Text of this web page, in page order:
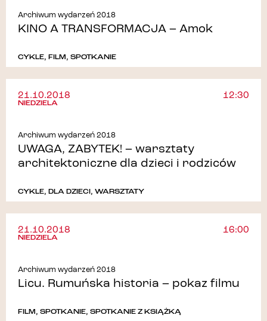
Archiwum wydarzeń 2018
KINO A TRANSFORMACJA – Amok
CYKLE, FILM, SPOTKANIE
21.10.2018
NIEDZIELA
12:30
Archiwum wydarzeń 2018
UWAGA, ZABYTEK! – warsztaty
architektoniczne dla dzieci i rodziców
CYKLE, DLA DZIECI, WARSZTATY
21.10.2018
NIEDZIELA
16:00
Archiwum wydarzeń 2018
Licu. Rumuńska historia – pokaz filmu
FILM, SPOTKANIE, SPOTKANIE Z KSIĄŻKĄ